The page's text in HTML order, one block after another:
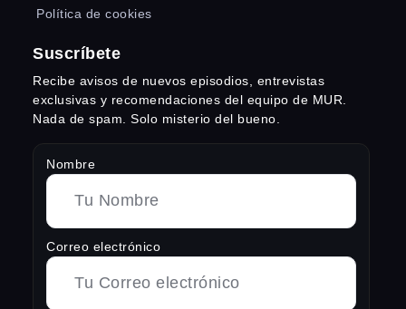
Política de cookies
Suscríbete
Recibe avisos de nuevos episodios, entrevistas
exclusivas y recomendaciones del equipo de MUR.
Nada de spam. Solo misterio del bueno.
Nombre
Correo electrónico